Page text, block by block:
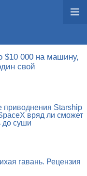
$10 000 на машину,
свой
приводнения Starship
вряд ли сможет
до суши
гавань. Рецензия